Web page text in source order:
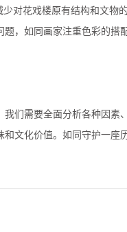
对花戏楼原有结构和文物
，如同画家注重色彩的搭
们需要全面分析各种因素
文化价值。如同守护一座